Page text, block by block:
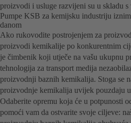
proizvodi i usluge razvijeni su u skladu s
Pumpe KSB za kemijsku industriju
danom
Ako rukovodite postrojenjem za
proizvodi kemikalije po konkurentnim
je čimbenik koji utječe na vašu ukupnu
tehnologija za transport medija
proizvodnji baznih kemikalija. Stoga se
proizvodnje kemikalija uvijek pouzdaju
Odaberite opremu koja će u potpunosti
pomoći vam da ostvarite svoje ciljeve: